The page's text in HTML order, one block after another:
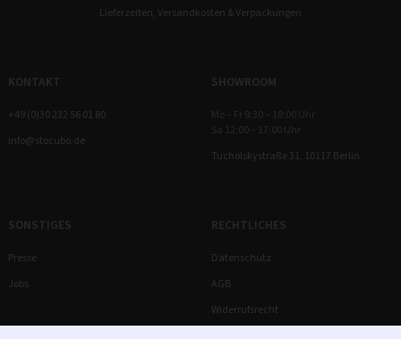
Lieferzeiten, Versandkosten & Verpackungen
KONTAKT
+49 (0)30 232 56 01 80
info@stocubo.de
SHOWROOM
Mo – Fr 9:30 – 18:00 Uhr
Sa 12:00 – 17:00 Uhr
Tucholskystraße 31, 10117 Berlin
SONSTIGES
Presse
Jobs
RECHTLICHES
Datenschutz
AGB
Widerrufsrecht